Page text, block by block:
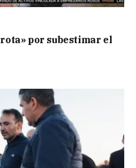
por subestimar el